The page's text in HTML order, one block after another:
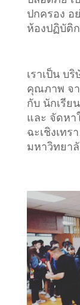
ปกครอง อ
ห้องปฏิบัติ
เราเป็น บ
คุณภาพ จา
กับ นักเรีย
และ จัดหา
ฉะเชิงเทร
มหาวิทยา